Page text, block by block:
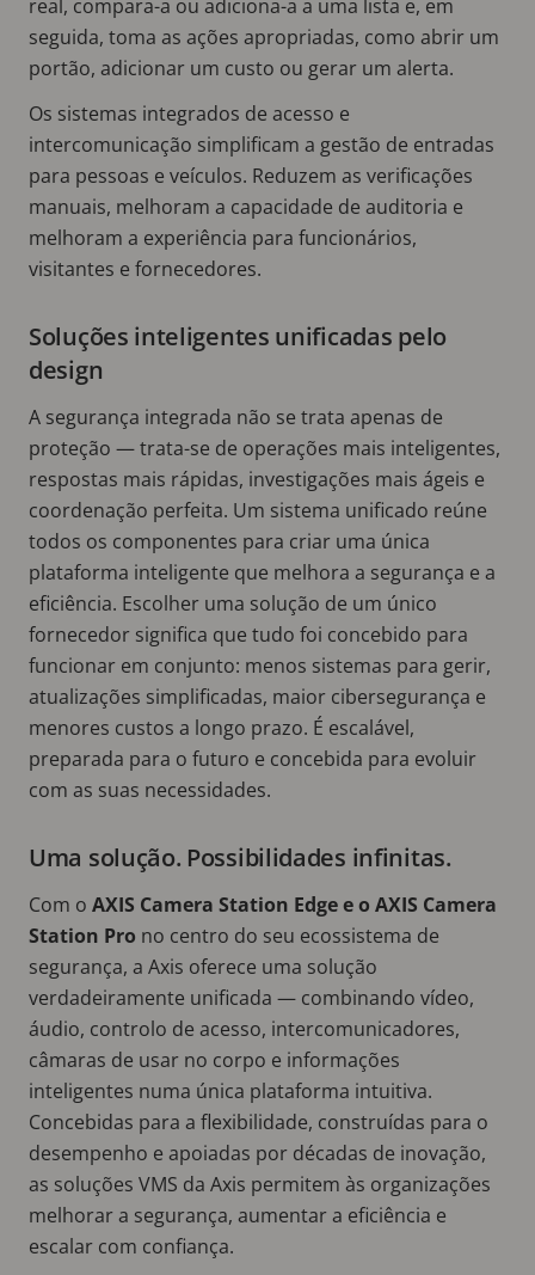
real, compara-a ou adiciona-a a uma lista e, em
seguida, toma as ações apropriadas, como abrir um
portão, adicionar um custo ou gerar um alerta.
Os sistemas integrados de acesso e
intercomunicação simplificam a gestão de entradas
para pessoas e veículos. Reduzem as verificações
manuais, melhoram a capacidade de auditoria e
melhoram a experiência para funcionários,
visitantes e fornecedores.
Soluções inteligentes unificadas pelo
design
A segurança integrada não se trata apenas de
proteção — trata-se de operações mais inteligentes,
respostas mais rápidas, investigações mais ágeis e
coordenação perfeita. Um sistema unificado reúne
todos os componentes para criar uma única
plataforma inteligente que melhora a segurança e a
eficiência. Escolher uma solução de um único
fornecedor significa que tudo foi concebido para
funcionar em conjunto: menos sistemas para gerir,
atualizações simplificadas, maior cibersegurança e
menores custos a longo prazo. É escalável,
preparada para o futuro e concebida para evoluir
com as suas necessidades.
Uma solução. Possibilidades infinitas.
Com o AXIS Camera Station Edge e o AXIS Camera
Station Pro no centro do seu ecossistema de
segurança, a Axis oferece uma solução
verdadeiramente unificada — combinando vídeo,
áudio, controlo de acesso, intercomunicadores,
câmaras de usar no corpo e informações
inteligentes numa única plataforma intuitiva.
Concebidas para a flexibilidade, construídas para o
desempenho e apoiadas por décadas de inovação,
as soluções VMS da Axis permitem às organizações
melhorar a segurança, aumentar a eficiência e
escalar com confiança.